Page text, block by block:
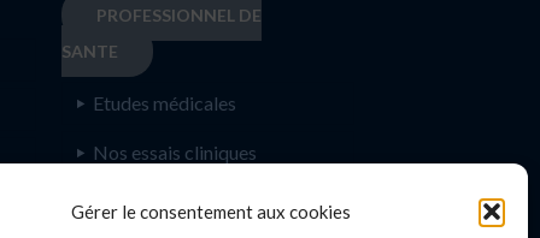
Gérer le consentement aux cookies
PROFESSIONNEL DE
SANTE
Etudes médicales
Nos essais cliniques
Ecoles paramédicales